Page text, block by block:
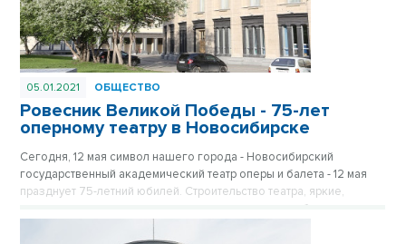
05.01.2021 ОБЩЕСТВО
Ровесник Великой Победы - 75-лет
оперному театру в Новосибирске
Сегодня, 12 мая символ нашего города - Новосибирский
государственный академический театр оперы и балета - 12 мая
празднует 75-летний юбилей. Строительство театра, яркие,
дерзкие идеи архитекторов, репрессированные рабочие и